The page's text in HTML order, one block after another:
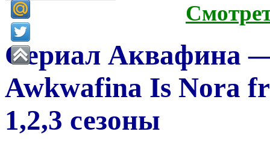
Сериал Аквафина
Awkwafina Is Nora
1,2,3 сезоны